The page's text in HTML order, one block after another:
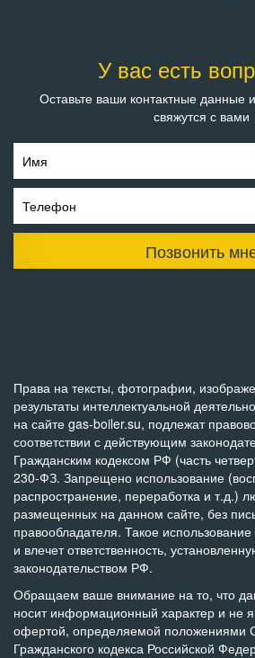
У вас есть
Оставьте ваши контактные
свяжутся с вами
Имя
Телефон
Позвонить
Права на тексты, фотографии,
результаты интеллектуальной
на сайте gas-boiler.su, подлежат
соответствии с действующим
Гражданским кодексом РФ (часть
230-ФЗ. Запрещено использование
распространение, переработка и т.д.)
размещенных на данном сайте, без
правообладателя. Такое
и влечет ответственность,
законодательством РФ.
Обращаем ваше внимание на то, что
носит информационный характер и не
офертой, определяемой положениями
Гражданского кодекса Российской